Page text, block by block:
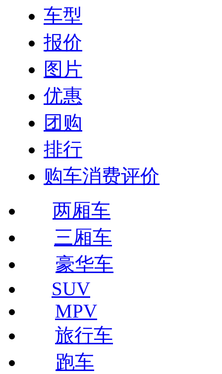
车型
报价
图片
优惠
团购
排行
购车消费评价
两厢车
三厢车
豪华车
SUV
MPV
旅行车
跑车